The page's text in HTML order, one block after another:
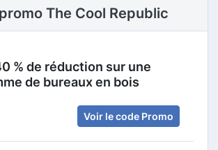
The Cool Republic
% de réduction sur une
de bureaux en bois
Voir le code Promo